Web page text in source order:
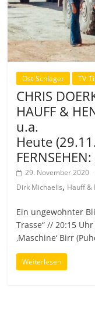
Ost-Schlager TV-
CHRIS
HAUFF &
u.a.
Heute
29. November 2020
Dirk Michaelis, Hauff &
Ein ungewohnter
Trasse“ // 20:15
‚Maschine‘ Birr
Weiterlesen